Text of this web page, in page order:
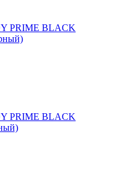
PRIME BLACK
PRIME BLACK